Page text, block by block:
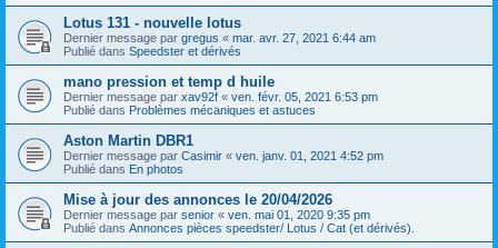
Lotus 131 - nouvelle lotus
Dernier message par gregus « mar. avr. 27, 2021 6:44 am
Publié dans Speedster et dérivés
mano pression et temp d huile
Dernier message par xav92f « ven. févr. 05, 2021 6:53 pm
Publié dans Problèmes mécaniques et astuces
Aston Martin DBR1
Dernier message par Casimir « ven. janv. 01, 2021 4:52 pm
Publié dans En photos
Mise à jour des annonces le 20/04/2026
Dernier message par senior « ven. mai 01, 2020 9:35 pm
Publié dans Annonces pièces speedster/ Lotus / Cat (et dérivés).